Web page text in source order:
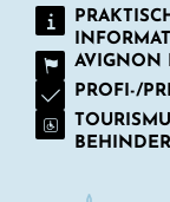
AVIGNON
PROFI-/